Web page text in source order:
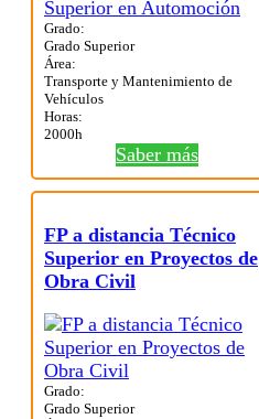
Grado:
Grado Superior
Área:
Transporte y Mantenimiento de
Vehículos
Horas:
2000h
Saber más
FP a distancia Técnico
Superior en Proyectos de
Obra Civil
Grado:
Grado Superior